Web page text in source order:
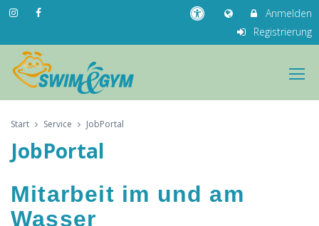
Anmelden
Registrierung
Start Service JobPortal
JobPortal
Mitarbeit im und am
Wasser